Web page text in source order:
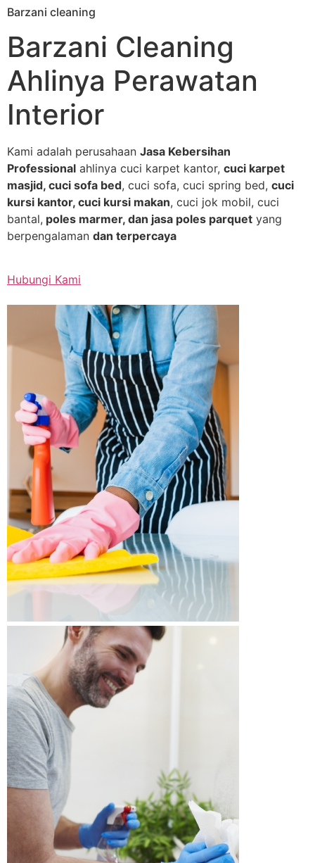
Skip
content
Barzani cleaning
Barzani Cleaning
Ahlinya Perawatan
Interior
Kami adalah perusahaan Jasa Kebersihan
Professional ahlinya cuci karpet kantor, cuci karpet
masjid, cuci sofa bed, cuci sofa, cuci spring bed, cuci
kursi kantor, cuci kursi makan, cuci jok mobil, cuci
bantal, poles marmer, dan jasa poles parquet yang
berpengalaman dan terpercaya
Hubungi Kami